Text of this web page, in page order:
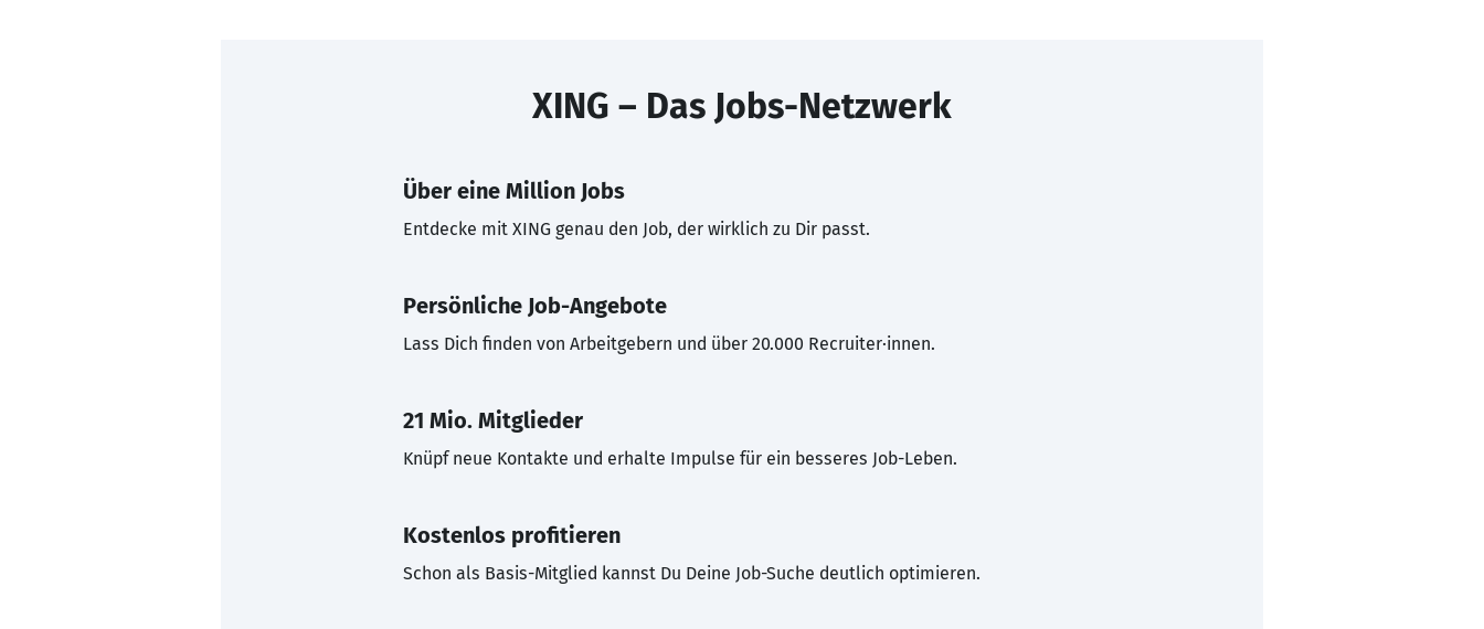
XING – Das Jobs-Netzwerk
Über eine Million Jobs
Entdecke mit XING genau den Job, der wirklich zu Dir passt.
Persönliche Job-Angebote
Lass Dich finden von Arbeitgebern und über 20.000 Recruiter·innen.
21 Mio. Mitglieder
Knüpf neue Kontakte und erhalte Impulse für ein besseres Job-Leben.
Kostenlos profitieren
Schon als Basis-Mitglied kannst Du Deine Job-Suche deutlich optimieren.